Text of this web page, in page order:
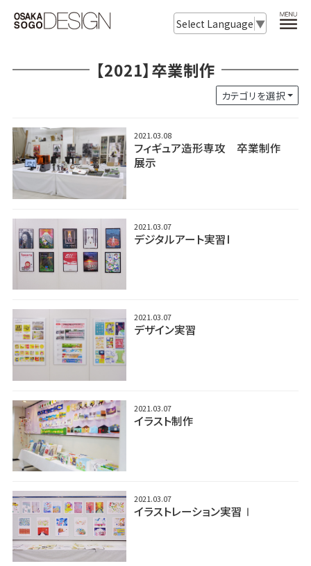
Select Language ▼
【2021】卒業制作
カテゴリを選択
2021.03.08
フィギュア造形専攻 卒業制作
展示
2021.03.07
デジタルアート実習I
2021.03.07
デザイン実習
2021.03.07
イラスト制作
2021.03.07
イラストレーション実習Ⅰ